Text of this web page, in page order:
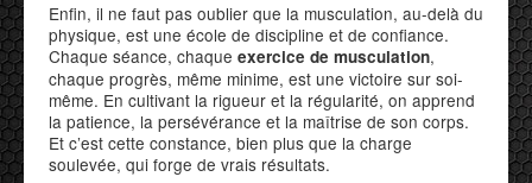
Enfin, il ne faut pas oublier que la musculation, au-delà du
physique, est une école de discipline et de confiance.
Chaque séance, chaque exercice de musculation,
chaque progrès, même minime, est une victoire sur soi-
même. En cultivant la rigueur et la régularité, on apprend
la patience, la persévérance et la maîtrise de son corps.
Et c’est cette constance, bien plus que la charge
soulevée, qui forge de vrais résultats.